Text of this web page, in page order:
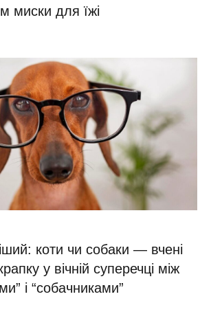
миски для їжі
коти чи собаки — вчені
у вічній суперечці між
і “собачниками”